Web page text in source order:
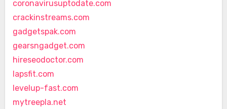
coronavirusuptodate.com
crackinstreams.com
gadgetspak.com
gearsngadget.com
hireseodoctor.com
lapsfit.com
levelup-fast.com
mytreepla.net